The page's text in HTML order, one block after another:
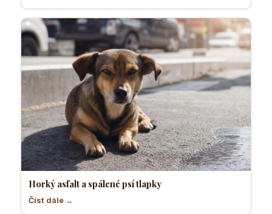
Horký asfalt a spálené psí tlapky
Číst dále →